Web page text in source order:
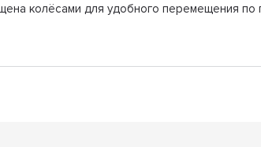
колёсами для удобного перемещения по